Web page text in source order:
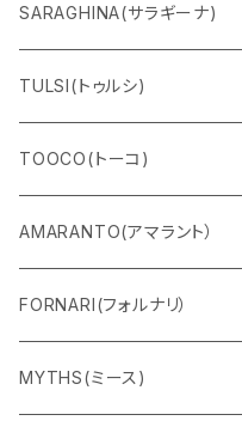
Ｔシャツ
スウェット
ロングＴシャツ
パンツ
フーディー
ZIPパーカー
SARAGHINA(サラギーナ)
サングラス
メガネフレーム
マスク
TULSI(トゥルシ)
ブレスレット
リング
ベルト
バック
TOOCO(トーコ)
シャルパベスト
水着
カーディガン
AMARANTO(アマラント）
セーター
カーディガン
FORNARI(フォルナリ）
リバーシブルバッグ
MYTHS(ミース)